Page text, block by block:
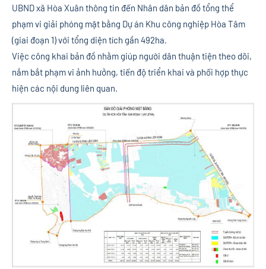
UBND xã Hòa Xuân thông tin đến Nhân dân bản đồ tổng thể
phạm vi giải phóng mặt bằng Dự án Khu công nghiệp Hòa Tâm
(giai đoạn 1) với tổng diện tích gần 492ha.
Việc công khai bản đồ nhằm giúp người dân thuận tiện theo dõi,
nắm bắt phạm vi ảnh hưởng, tiến độ triển khai và phối hợp thực
hiện các nội dung liên quan.